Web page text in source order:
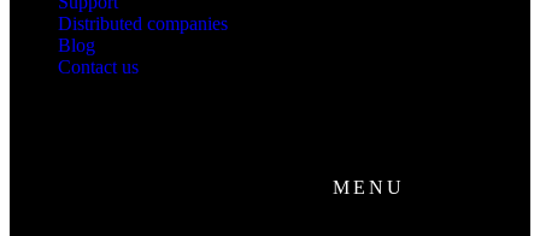
Distributed companies
Blog
Contact us
MENU